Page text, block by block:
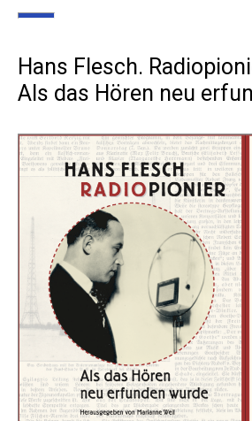
Hans Flesch.
Als das Hören neu